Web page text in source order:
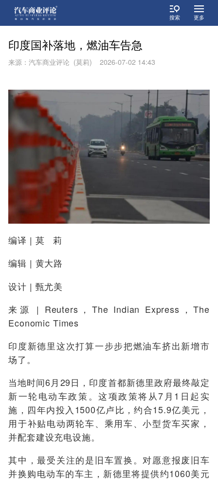
搜索 更多
印度国补落地，燃油车告急
来源：汽车商业评论 (莫莉) 2026-07-02 14:43
编译 | 莫 莉
编辑 | 黄大路
设计 | 甄尤美
来源
| Reuters，The Indian Express，The
Economic Times
印度新德里这次打算一步步把燃油车挤出新增市
场了。
当地时间6月29日，印度首都新德里政府最终敲定
新一轮电动车政策。这项政策将从7月1日起实
施，四年内投入1500亿卢比，约合15.9亿美元，
用于补贴电动两轮车、乘用车、小型货车买家，
并配套建设充电设施。
其中，最受关注的是旧车置换。对愿意报废旧车
并换购电动车的车主，新德里将提供约1060美元